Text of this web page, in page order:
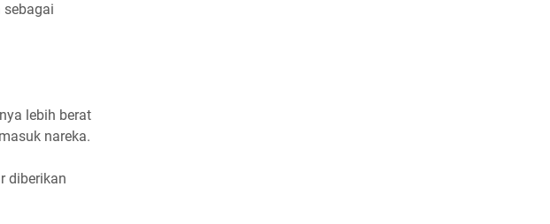
sebagai
lebih berat
nareka.
diberikan